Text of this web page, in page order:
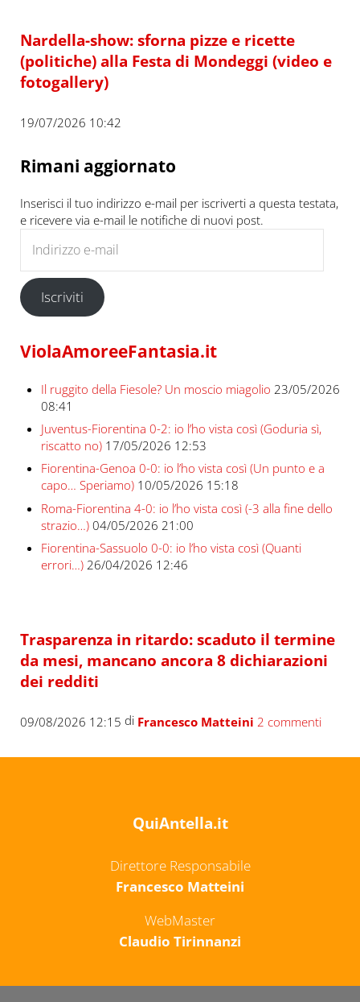
Nardella-show: sforna pizze e ricette
(politiche) alla Festa di Mondeggi (video e
fotogallery)
19/07/2026 10:42
Rimani aggiornato
Inserisci il tuo indirizzo e-mail per iscriverti a questa testata,
e ricevere via e-mail le notifiche di nuovi post.
Iscriviti
ViolaAmoreeFantasia.it
Il ruggito della Fiesole? Un moscio miagolio 23/05/2026
08:41
Juventus-Fiorentina 0-2: io l’ho vista così (Goduria sì,
riscatto no) 17/05/2026 12:53
Fiorentina-Genoa 0-0: io l’ho vista così (Un punto e a
capo… Speriamo) 10/05/2026 15:18
Roma-Fiorentina 4-0: io l’ho vista così (-3 alla fine dello
strazio…) 04/05/2026 21:00
Fiorentina-Sassuolo 0-0: io l’ho vista così (Quanti
errori…) 26/04/2026 12:46
Trasparenza in ritardo: scaduto il termine
da mesi, mancano ancora 8 dichiarazioni
dei redditi
09/08/2026 12:15 di Francesco Matteini 2 commenti
QuiAntella.it
Direttore Responsabile
Francesco Matteini
WebMaster
Claudio Tirinnanzi